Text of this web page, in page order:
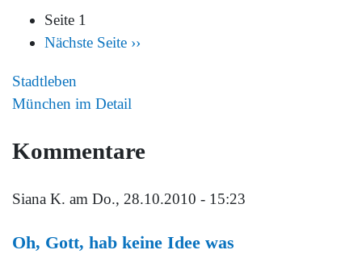
Seite 1
Nächste Seite ››
Stadtleben
München im Detail
Kommentare
Siana K. am Do., 28.10.2010 - 15:23
Oh, Gott, hab keine Idee was